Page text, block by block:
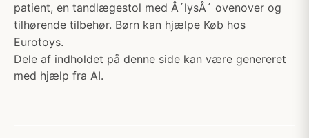
patient, en tandlægestol med Â´lysÂ´ ovenover og
tilhørende tilbehør. Børn kan hjælpe Køb hos
Eurotoys.
Dele af indholdet på denne side kan være genereret
med hjælp fra AI.